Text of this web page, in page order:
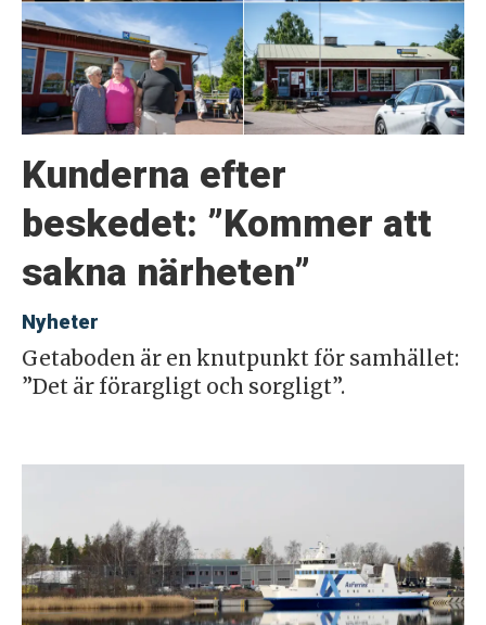
Kunderna efter
beskedet: ”Kommer att
sakna närheten”
Nyheter
Getaboden är en knutpunkt för samhället:
”Det är förargligt och sorgligt”.